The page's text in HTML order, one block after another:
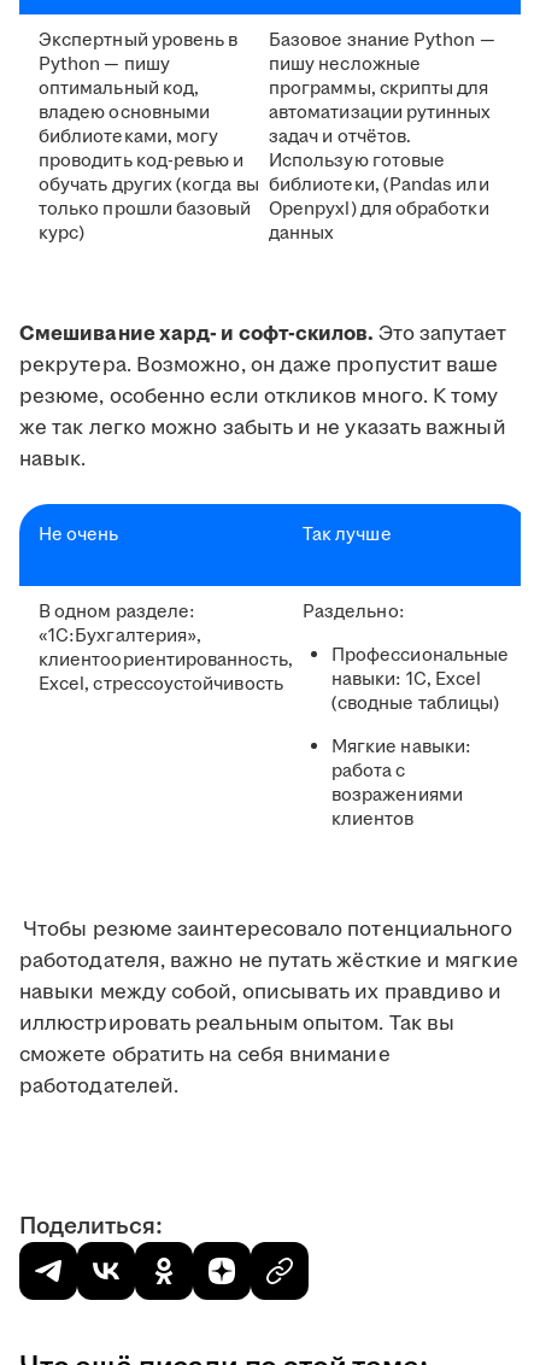
Экспертный уровень в
Python — пишу
оптимальный код,
владею основными
библиотеками, могу
проводить код-ревью и
обучать других (когда вы
только прошли базовый
курс)
Базовое знание Python —
пишу несложные
программы, скрипты для
автоматизации рутинных
задач и отчётов.
Использую готовые
библиотеки, (Pandas или
Openpyxl) для обработки
данных
Смешивание хард- и софт-скилов. Это запутает
рекрутера. Возможно, он даже пропустит ваше
резюме, особенно если откликов много. К тому
же так легко можно забыть и не указать важный
навык.
Не очень Так лучше
В одном разделе:
«1С:Бухгалтерия»,
клиентоориентированность,
Excel, стрессоустойчивость
Раздельно:
Профессиональные
навыки: 1С, Excel
(сводные таблицы)
Мягкие навыки:
работа с
возражениями
клиентов
Чтобы резюме заинтересовало потенциального
работодателя, важно не путать жёсткие и мягкие
навыки между собой, описывать их правдиво и
иллюстрировать реальным опытом. Так вы
сможете обратить на себя внимание
работодателей.
Поделиться: